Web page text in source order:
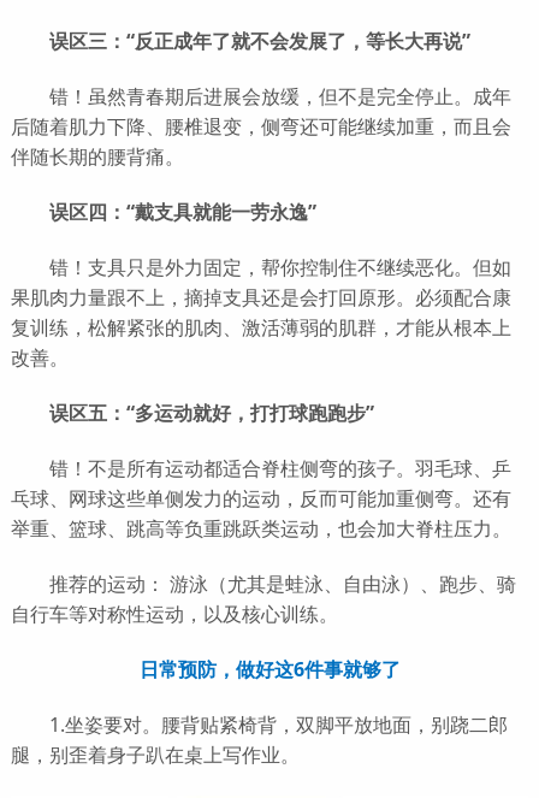
误区三：“反正成年了就不会发展了，等长大再说”
错！虽然青春期后进展会放缓，但不是完全停止。成年
后随着肌力下降、腰椎退变，侧弯还可能继续加重，而且会
伴随长期的腰背痛。
误区四：“戴支具就能一劳永逸”
错！支具只是外力固定，帮你控制住不继续恶化。但如
果肌肉力量跟不上，摘掉支具还是会打回原形。必须配合康
复训练，松解紧张的肌肉、激活薄弱的肌群，才能从根本上
改善。
误区五：“多运动就好，打打球跑跑步”
错！不是所有运动都适合脊柱侧弯的孩子。羽毛球、乒
乓球、网球这些单侧发力的运动，反而可能加重侧弯。还有
举重、篮球、跳高等负重跳跃类运动，也会加大脊柱压力。
推荐的运动： 游泳（尤其是蛙泳、自由泳）、跑步、骑
自行车等对称性运动，以及核心训练。
日常预防，做好这6件事就够了
1.坐姿要对。腰背贴紧椅背，双脚平放地面，别跷二郎
腿，别歪着身子趴在桌上写作业。